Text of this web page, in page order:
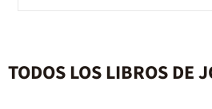
TODOS LOS LIBROS DE